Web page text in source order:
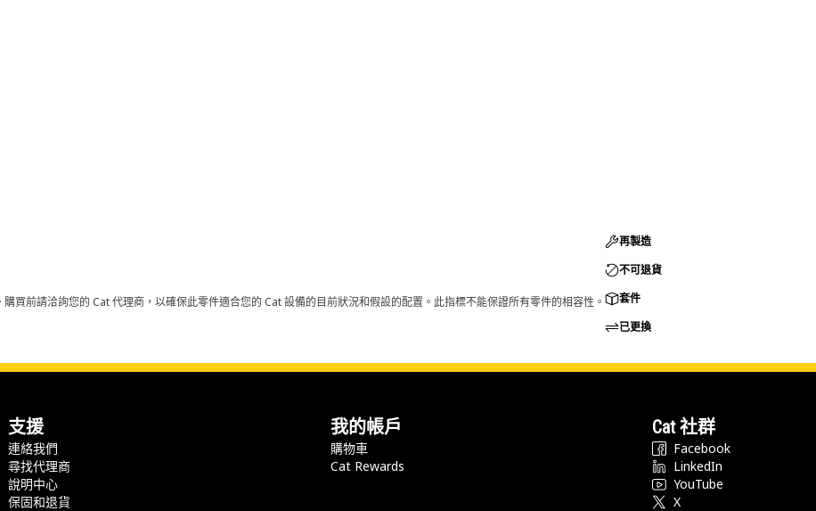
買前請洽詢您的 Cat 代理商，以確保此零件適合您的 Cat 設備的目前狀況和假設的配置。此指標不能保證所有零件的相容性。
再製造
不可退貨
套件
已更換
支援
連絡我們
尋找代理商
說明中心
保固和退貨
我的帳戶
購物車
Cat Rewards
Cat 社群
Facebook
LinkedIn
YouTube
X